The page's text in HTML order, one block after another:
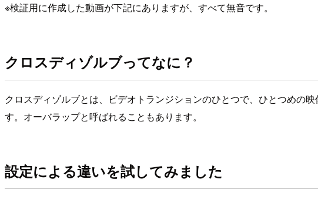
※検証用に作成した動画が下記にありますが、すべて無音です。
クロスディゾルブってなに？
クロスディゾルブとは、ビデオトランジションのひとつで、ひとつめの
す。オーバラップと呼ばれることもあります。
設定による違いを試してみました